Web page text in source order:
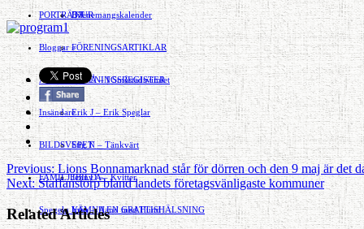
Evenemangskalender
DJUR
FÖRENINGSARTIKLAR
FÖRENINGSREGISTER
PORTRÄTT
Bloggar »
Gert Å – I Småstadsvimlet
Erik J – Erik Speglar
Stig N – Tänkvärt
Jenny A – Kvitter
Yrsa – Hand med Hund
Annonsera
Insändare
BILDSVEPET
FAMILJEBILD »
LÄMNA EN GRATTISHÄLSNING
Spegeln Info
Previous:Lions Bonnamarknad står för dörren och den 9 maj är det
Next:Staffanstorp bland landets företagsvänligaste kommuner
Related Articles